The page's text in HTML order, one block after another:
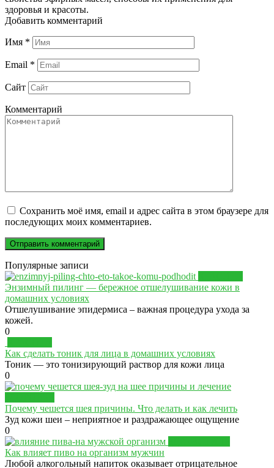
здоровья и красоты.
Добавить комментарий
Имя *
Email *
Сайт
Комментарий
Сохранить моё имя, email и адрес сайта в этом браузере для
последующих моих комментариев.
Популярные записи
Энзимный пилинг — бережное отшелушивание кожи в
домашних условиях
Отшелушивание эпидермиса – важная процедура ухода за
кожей.
0
Как сделать тоник для лица в домашних условиях
Тоник — это тонизирующий раствор для кожи лица
0
Почему чешется шея причины. Что делать и как лечить
Зуд кожи шеи – неприятное и раздражающее ощущение
0
Как влияет пиво на организм мужчин
Любой алкогольный напиток оказывает отрицательное